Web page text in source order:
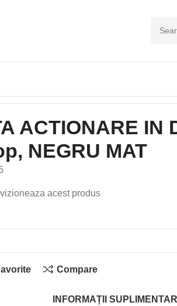
ACTIONARE IN
NEGRU MAT
acest produs
Compare
INFORMAȚII